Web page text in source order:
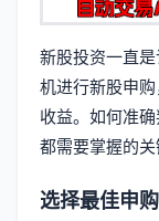
新股投资一直是
机进行新股申
收益。如何准
都需要掌握的关
选择最佳申